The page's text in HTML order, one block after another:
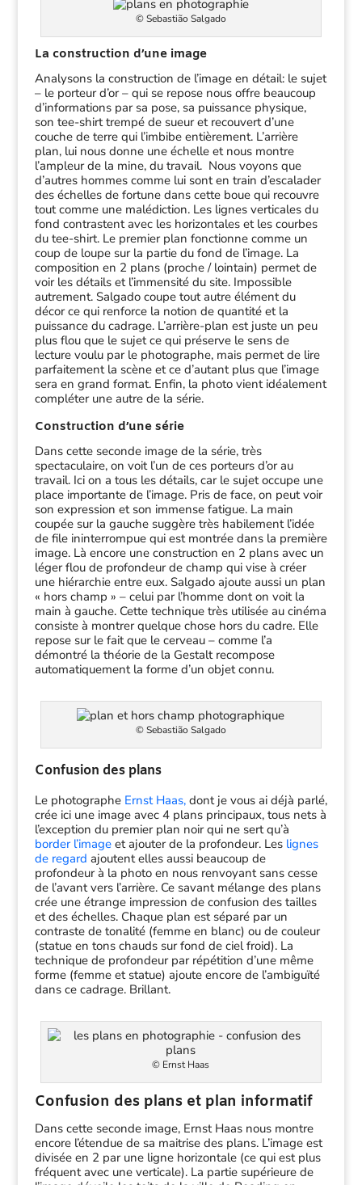
© Sebastião Salgado
La construction d’une image
Analysons la construction de l’image en détail: le sujet
– le porteur d’or – qui se repose nous offre beaucoup
d’informations par sa pose, sa puissance physique,
son tee-shirt trempé de sueur et recouvert d’une
couche de terre qui l’imbibe entièrement. L’arrière
plan, lui nous donne une échelle et nous montre
l’ampleur de la mine, du travail. Nous voyons que
d’autres hommes comme lui sont en train d’escalader
des échelles de fortune dans cette boue qui recouvre
tout comme une malédiction. Les lignes verticales du
fond contrastent avec les horizontales et les courbes
du tee-shirt. Le premier plan fonctionne comme un
coup de loupe sur la partie du fond de l’image. La
composition en 2 plans (proche / lointain) permet de
voir les détails et l’immensité du site. Impossible
autrement. Salgado coupe tout autre élément du
décor ce qui renforce la notion de quantité et la
puissance du cadrage. L’arrière-plan est juste un peu
plus flou que le sujet ce qui préserve le sens de
lecture voulu par le photographe, mais permet de lire
parfaitement la scène et ce d’autant plus que l’image
sera en grand format. Enfin, la photo vient idéalement
compléter une autre de la série.
Construction d’une série
Dans cette seconde image de la série, très
spectaculaire, on voit l’un de ces porteurs d’or au
travail. Ici on a tous les détails, car le sujet occupe une
place importante de l’image. Pris de face, on peut voir
son expression et son immense fatigue. La main
coupée sur la gauche suggère très habilement l’idée
de file ininterrompue qui est montrée dans la première
image. Là encore une construction en 2 plans avec un
léger flou de profondeur de champ qui vise à créer
une hiérarchie entre eux. Salgado ajoute aussi un plan
« hors champ » – celui par l’homme dont on voit la
main à gauche. Cette technique très utilisée au cinéma
consiste à montrer quelque chose hors du cadre. Elle
repose sur le fait que le cerveau – comme l’a
démontré la théorie de la Gestalt recompose
automatiquement la forme d’un objet connu.
© Sebastião Salgado
Confusion des plans
Le photographe Ernst Haas,dont je vous ai déjà parlé,
crée ici une image avec 4 plans principaux, tous nets à
l’exception du premier plan noir qui ne sert qu’à
border l’imageet ajouter de la profondeur. Les lignes
de regard ajoutent elles aussi beaucoup de
profondeur à la photo en nous renvoyant sans cesse
de l’avant vers l’arrière. Ce savant mélange des plans
crée une étrange impression de confusion des tailles
et des échelles. Chaque plan est séparé par un
contraste de tonalité (femme en blanc) ou de couleur
(statue en tons chauds sur fond de ciel froid). La
technique de profondeur par répétition d’une même
forme (femme et statue) ajoute encore de l’ambiguïté
dans ce cadrage. Brillant.
© Ernst Haas
Confusion des plans et plan informatif
Dans cette seconde image, Ernst Haas nous montre
encore l’étendue de sa maitrise des plans. L’image est
divisée en 2 par une ligne horizontale (ce qui est plus
fréquent avec une verticale). La partie supérieure de